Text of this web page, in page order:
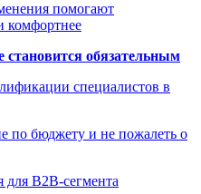
помогают
комфортнее
становится обязательным
специалистов в
по бюджету и не пожалеть о
B2B-сегмента